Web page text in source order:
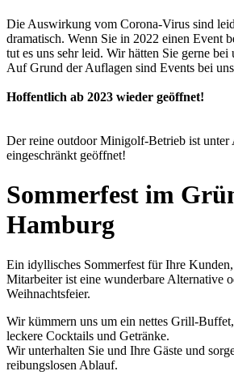
Die Auswirkung vom Corona-Virus sind
dramatisch. Wenn Sie in 2022 einen Event
tut es uns sehr leid. Wir hätten Sie gerne bei
Auf Grund der Auflagen sind Events bei
Hoffentlich ab 2023 wieder geöffnet!
Der reine outdoor Minigolf-Betrieb ist unter
eingeschränkt geöffnet!
Sommerfest im
Hamburg
Ein idyllisches Sommerfest für Ihre
Mitarbeiter ist eine wunderbare Alternative
Weihnachtsfeier.
Wir kümmern uns um ein nettes Grill-
leckere Cocktails und Getränke.
Wir unterhalten Sie und Ihre Gäste und
reibungslosen Ablauf.